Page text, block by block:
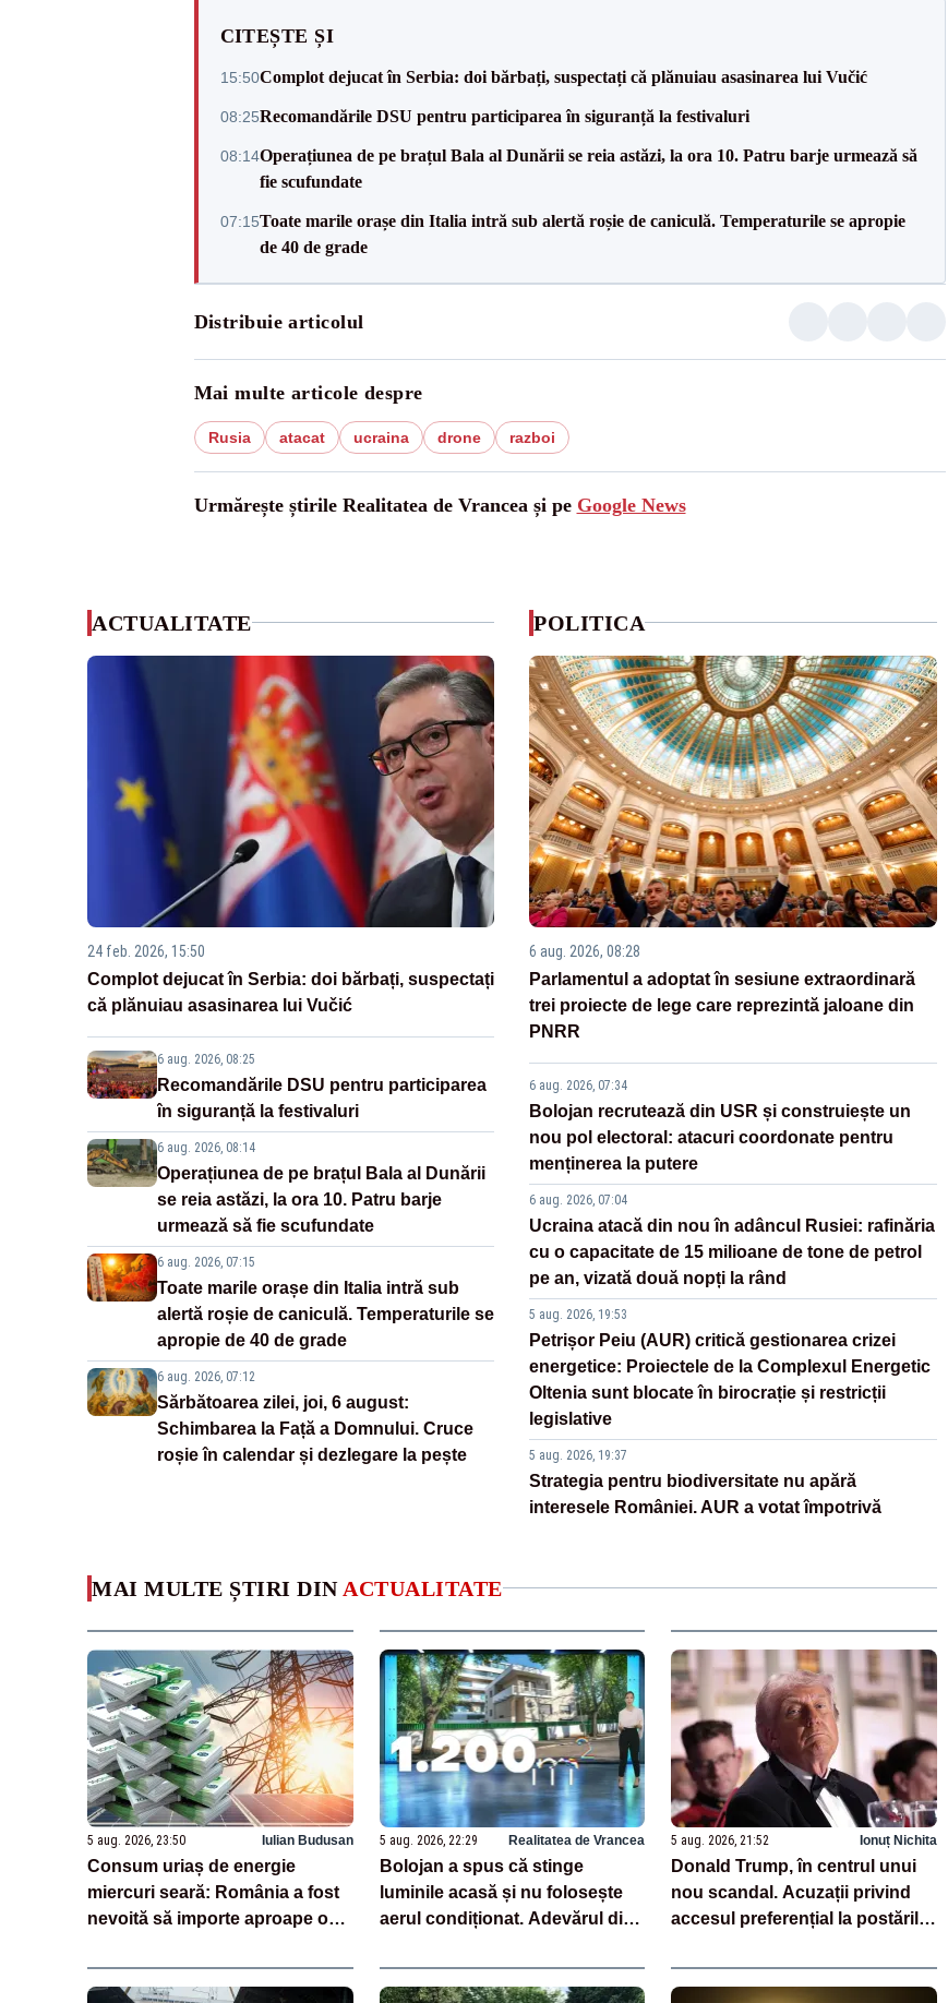
CITEȘTE ȘI
15:50Complot dejucat în Serbia: doi bărbați, suspectați că plănuiau asasinarea lui Vučić
08:25Recomandările DSU pentru participarea în siguranță la festivaluri
08:14Operațiunea de pe brațul Bala al Dunării se reia astăzi, la ora 10. Patru barje urmează să
fie scufundate
07:15Toate marile orașe din Italia intră sub alertă roșie de caniculă. Temperaturile se apropie
de 40 de grade
Distribuie articolul
Mai multe articole despre
Rusia atacat ucraina drone razboi
Urmărește știrile Realitatea de Vrancea și pe Google News
ACTUALITATE
24 feb. 2026, 15:50
Complot dejucat în Serbia: doi bărbați, suspectați
că plănuiau asasinarea lui Vučić
6 aug. 2026, 08:25
Recomandările DSU pentru participarea
în siguranță la festivaluri
6 aug. 2026, 08:14
Operațiunea de pe brațul Bala al Dunării
se reia astăzi, la ora 10. Patru barje
urmează să fie scufundate
6 aug. 2026, 07:15
Toate marile orașe din Italia intră sub
alertă roșie de caniculă. Temperaturile se
apropie de 40 de grade
6 aug. 2026, 07:12
Sărbătoarea zilei, joi, 6 august:
Schimbarea la Față a Domnului. Cruce
roșie în calendar și dezlegare la pește
POLITICA
6 aug. 2026, 08:28
Parlamentul a adoptat în sesiune extraordinară
trei proiecte de lege care reprezintă jaloane din
PNRR
6 aug. 2026, 07:34
Bolojan recrutează din USR și construiește un
nou pol electoral: atacuri coordonate pentru
menținerea la putere
6 aug. 2026, 07:04
Ucraina atacă din nou în adâncul Rusiei: rafinăria
cu o capacitate de 15 milioane de tone de petrol
pe an, vizată două nopți la rând
5 aug. 2026, 19:53
Petrișor Peiu (AUR) critică gestionarea crizei
energetice: Proiectele de la Complexul Energetic
Oltenia sunt blocate în birocrație și restricții
legislative
5 aug. 2026, 19:37
Strategia pentru biodiversitate nu apără
interesele României. AUR a votat împotrivă
MAI MULTE ȘTIRI DIN ACTUALITATE
5 aug. 2026, 23:50 Iulian Budusan
Consum uriaș de energie
miercuri seară: România a fost
nevoită să importe aproape o
5 aug. 2026, 22:29 Realitatea de Vrancea
Bolojan a spus că stinge
luminile acasă și nu folosește
aerul condiționat. Adevărul din
5 aug. 2026, 21:52 Ionuț Nichita
Donald Trump, în centrul unui
nou scandal. Acuzații privind
accesul preferențial la postările